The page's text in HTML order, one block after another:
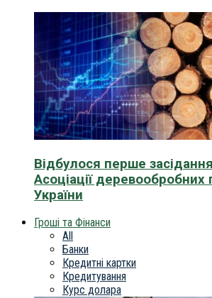
Відбулося перше
Асоціації деревообробних
України
Гроші та Фінанси
All
Банки
Кредитні картки
Кредитування
Курс долара